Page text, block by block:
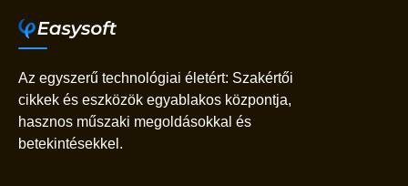
Az egyszerű technológiai életért: Szakértői
cikkek és eszközök egyablakos központja,
hasznos műszaki megoldásokkal és
betekintésekkel.